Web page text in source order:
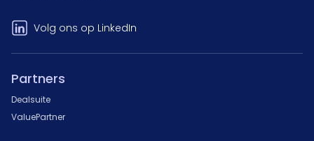
Volg ons op LinkedIn
Partners
Dealsuite
ValuePartner